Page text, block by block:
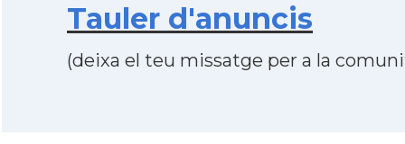
Tauler d'anuncis
(deixa el teu missatge per a la